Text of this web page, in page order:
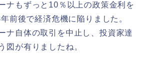
ナもずっと10％以上の政策金利を
前後で経済危機に陥りました。
ナ自体の取引を中止し、投資家達
図が有りましたね。